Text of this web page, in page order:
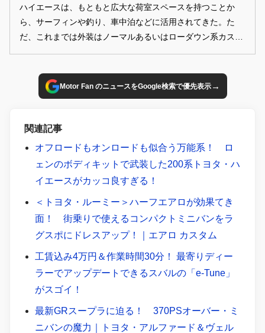
ハイエースは、もともと広大な荷室スペースを持つことか
ら、サーフィンや釣り、車中泊などに活用されてきた。た
だ、これまでは外装はノーマルあるいはローダウン系カスタ
カーや車中泊仕様など、中も外もアウトドアなハイエースで
外遊びを満喫してみませんか？
Motor Fan のニュースをGoogle検索で優先表示→
関連記事
オフロードもオンロードも似合う万能系！ ロ
ェンのボディキットで武装した200系トヨタ・ハ
イエースがカッコ良すぎる！
＜トヨタ・ルーミー＞ハーフエアロが効果てき
面！ 街乗りで使えるコンパクトミニバンをラ
グスポにドレスアップ！｜エアロ カスタム
工賃込み4万円＆作業時間30分！ 最寄りディー
ラーでアップデートできるスバルの「e-Tune」
がスゴイ！
最新GRスープラに迫る！ 370PSオーバー・ミ
ニバンの魔力｜トヨタ・アルファード＆ヴェル